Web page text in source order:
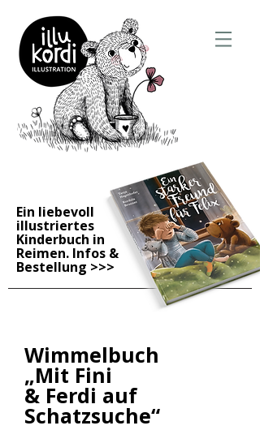
Ein liebevoll
illustriertes
Kinderbuch in
Reimen. Infos &
Bestellung >>>
Wimmelbuch
„Mit Fini
& Ferdi auf
Schatzsuche“